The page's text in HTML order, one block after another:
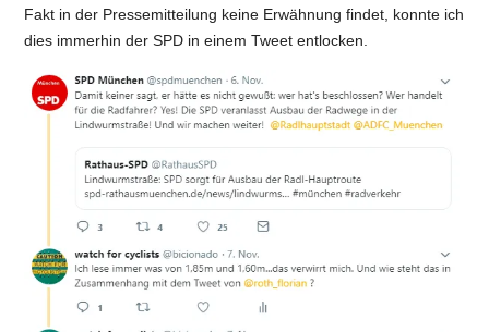
Fakt in der Pressemitteilung keine Erwähnung findet, konnte ich
dies immerhin der SPD in einem Tweet entlocken.